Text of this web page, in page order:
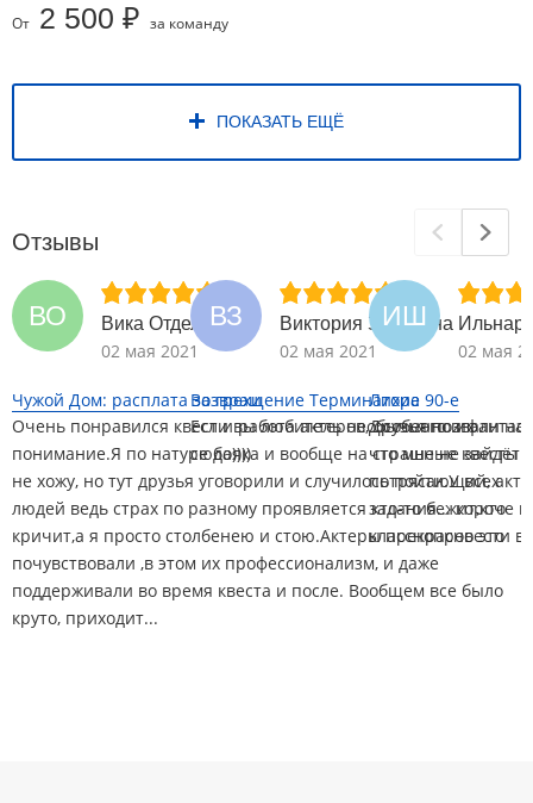
От 2 500 ₽ за команду
ПОКАЗАТЬ ЕЩЁ
Отзывы
ВО Вика Отделкина
02 мая 2021
Чужой Дом: расплата за грехи
Очень понравился квест и работа актеров, особенно их
понимание.Я по натуре бояка и вообще на страшные квесты
не хожу, но тут друзья уговорили и случилось пойти.У всех
людей ведь страх по разному проявляется кто-то бежит,кто
кричит,а я просто столбенею и стою.Актеры прекрасно это
почувствовали ,в этом их профессионализм, и даже
поддерживали во время квеста и после. Вообщем все было
круто, приходит...
ВЗ Виктория Зеленина
02 мая 2021
Возвращение Терминатора
Если вы любитель необычного и
сюда))))
ИШ
02 мая
Лихие 90-е
Друзья позвали на
что мне не зайдёт.
потрясающий,
задания... короче
класснопровести